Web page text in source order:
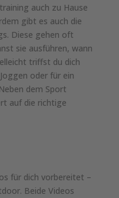
auch zu Hause
gibt es auch die
Diese gehen oft
sie ausführen, wann
triffst du dich
oder für ein
dem Sport
auf die richtige
für dich vorbereitet –
Beide Videos